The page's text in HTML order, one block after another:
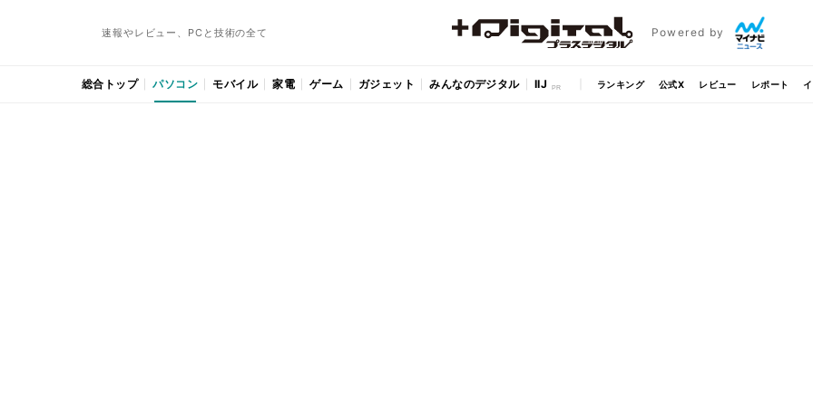
速報やレビュー、PCと技術の全て Powered by
総合トップ パソコン モバイル 家電 ゲーム ガジェット みんなのデジタル IIJ ランキング 公式X レビュー レポート